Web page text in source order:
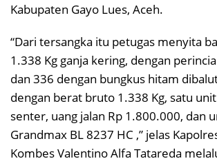
Kabupaten Gayo Lues, Aceh.
“Dari tersangka itu petugas menyita
1.338 Kg ganja kering, dengan
dan 336 dengan bungkus hitam
dengan berat bruto 1.338 Kg, satu
senter, uang jalan Rp 1.800.000, dan
Grandmax BL 8237 HC ,” jelas
Kombes Valentino Alfa Tatareda